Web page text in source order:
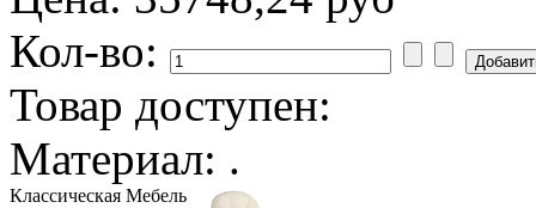
Кол-во:
Товар доступен:
Материал: .
Классическая Мебель